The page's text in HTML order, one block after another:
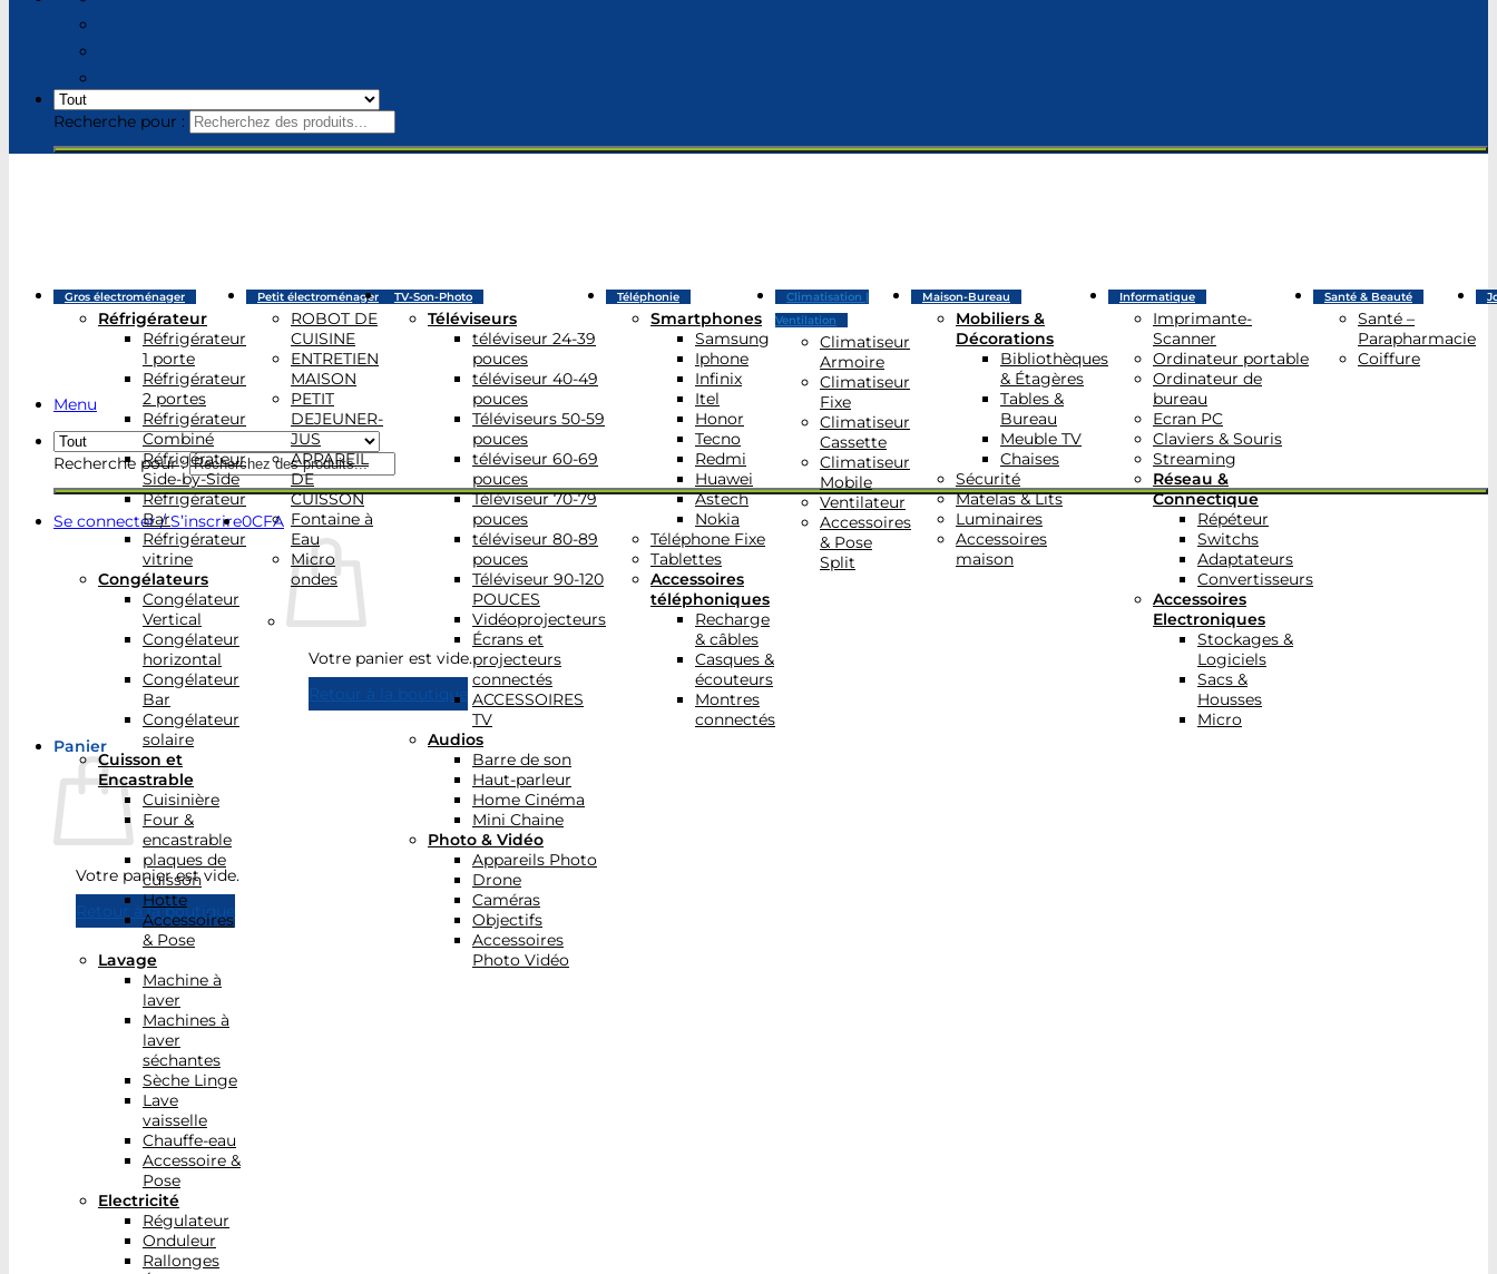
Recherche pour :
Menu
Recherche pour :
Se connecter / S’inscrire0CFA
Votre panier est vide.
Retour à la boutique
Panier
Votre panier est vide.
Retour à la boutique
Gros électroménager
Réfrigérateur
Réfrigérateur
1 porte
Réfrigérateur
2 portes
Réfrigérateur
Combiné
Réfrigérateur
Side-by-Side
Réfrigérateur
Bar
Réfrigérateur
vitrine
Congélateurs
Congélateur
Vertical
Congélateur
horizontal
Congélateur
Bar
Congélateur
solaire
Cuisson et
Encastrable
Cuisinière
Four &
encastrable
plaques de
cuisson
Hotte
Accessoires
& Pose
Lavage
Machine à
laver
Machines à
laver
séchantes
Sèche Linge
Lave
vaisselle
Chauffe-eau
Accessoire &
Pose
Electricité
Régulateur
Onduleur
Rallonges
Petit électroménager
ROBOT DE
CUISINE
ENTRETIEN
MAISON
PETIT
DEJEUNER-
JUS
APPAREIL
DE
CUISSON
Fontaine à
Eau
Micro
ondes
TV-Son-Photo
Téléviseurs
téléviseur 24-39
pouces
téléviseur 40-49
pouces
Téléviseurs 50-59
pouces
téléviseur 60-69
pouces
Téléviseur 70-79
pouces
téléviseur 80-89
pouces
Téléviseur 90-120
POUCES
Vidéoprojecteurs
Écrans et
projecteurs
connectés
ACCESSOIRES
TV
Audios
Barre de son
Haut-parleur
Home Cinéma
Mini Chaine
Photo & Vidéo
Appareils Photo
Drone
Caméras
Objectifs
Accessoires
Photo Vidéo
Téléphonie
Smartphones
Samsung
Iphone
Infinix
Itel
Honor
Tecno
Redmi
Huawei
Astech
Nokia
Téléphone Fixe
Tablettes
Accessoires
téléphoniques
Recharge
& câbles
Casques &
écouteurs
Montres
connectés
Climatisation |
Ventilation
Climatiseur
Armoire
Climatiseur
Fixe
Climatiseur
Cassette
Climatiseur
Mobile
Ventilateur
Accessoires
& Pose
Split
Maison-Bureau
Mobiliers &
Décorations
Bibliothèques
& Étagères
Tables &
Bureau
Meuble TV
Chaises
Sécurité
Matelas & Lits
Luminaires
Accessoires
maison
Informatique
Imprimante-
Scanner
Ordinateur portable
Ordinateur de
bureau
Ecran PC
Claviers & Souris
Streaming
Réseau &
Connectique
Répéteur
Switchs
Adaptateurs
Convertisseurs
Accessoires
Electroniques
Stockages &
Logiciels
Sacs &
Housses
Micro
Santé & Beauté
Santé –
Parapharmacie
Coiffure